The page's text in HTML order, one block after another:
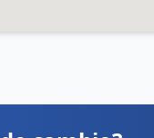
Ver detalles